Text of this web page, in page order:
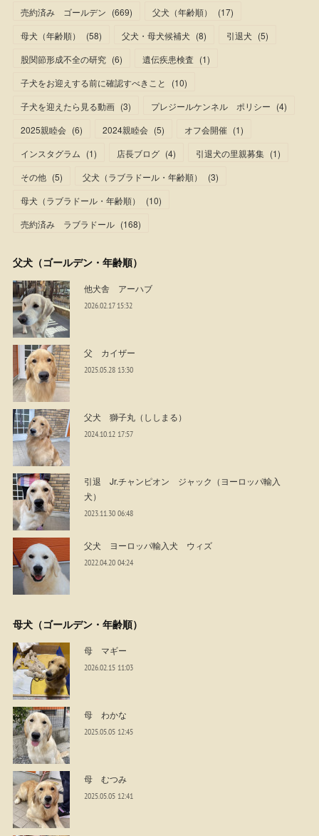
売約済み ゴールデン (669) 父犬（年齢順） (17)
母犬（年齢順）
(58) 父犬・母犬候補犬 (8) 引退犬 (5)
股関節形成不全の研究 (6) 遺伝疾患検査 (1)
子犬をお迎えする前に確認すべきこと
(10)
子犬を迎えたら見る動画 (3) プレジールケンネル ポリシー (4)
2025親睦会 (6) 2024親睦会 (5) オフ会開催 (1)
インスタグラム (1) 店長ブログ (4) 引退犬の里親募集 (1)
その他 (5) 父犬（ラブラドール・年齢順） (3)
母犬（ラブラドール・年齢順）
(10)
売約済み ラブラドール (168)
父犬（ゴールデン・年齢順）
他犬舎 アーハブ
2026.02.17 15:32
父 カイザー
2025.05.28 13:30
父犬 獅子丸（ししまる）
2024.10.12 17:57
引退 Jr.チャンピオン ジャック（ヨーロッパ輸入
犬）
2023.11.30 06:48
父犬 ヨーロッパ輸入犬 ウィズ
2022.04.20 04:24
母犬（ゴールデン・年齢順）
母 マギー
2026.02.15 11:03
母 わかな
2025.05.05 12:45
母 むつみ
2025.05.05 12:41